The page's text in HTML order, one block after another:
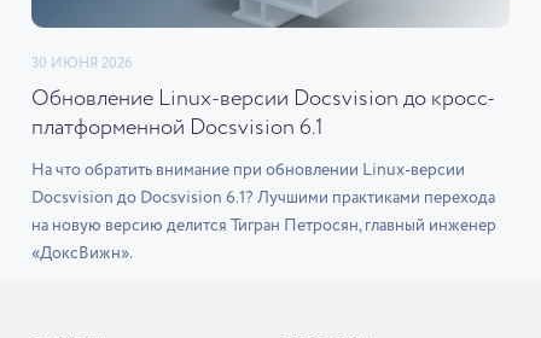
30 ИЮНЯ 2026
Обновление Linux-версии Docsvision до кросс-
платформенной Docsvision 6.1
На что обратить внимание при обновлении Linux-версии
Docsvision до Docsvision 6.1? Лучшими практиками перехода
на новую версию делится Тигран Петросян, главный инженер
«ДоксВижн».